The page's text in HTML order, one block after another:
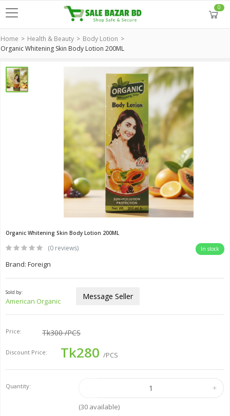
0
Home Health & Beauty
Body Lotion
Organic Whitening Skin Body Lotion 200ML
Organic Whitening Skin Body Lotion 200ML
(0 reviews) In stock
Brand: Foreign
Sold by:
American Organic Message Seller
Price: Tk300/PCS
Discount Price: Tk280 /PCS
Quantity:
(30available)